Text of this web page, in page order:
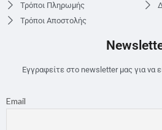
Τρόποι Πληρωμής
Τρόποι Αποστολής
Εγγραφείτε στο newsletter μας για να
Email